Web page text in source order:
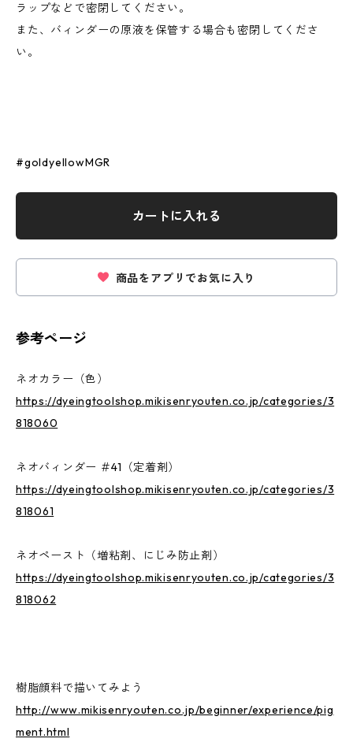
ラップなどで密閉してください。
また、バィンダーの原液を保管する場合も密閉してくださ
い。
#goldyellowMGR
カートに入れる
商品をアプリでお気に入り
参考ページ
ネオカラー（色）
https://dyeingtoolshop.mikisenryouten.co.jp/categories/3
818060
ネオバィンダー ＃41（定着剤）
https://dyeingtoolshop.mikisenryouten.co.jp/categories/3
818061
ネオペースト（増粘剤、にじみ防止剤）
https://dyeingtoolshop.mikisenryouten.co.jp/categories/3
818062
樹脂顔料で描いてみよう
http://www.mikisenryouten.co.jp/beginner/experience/pig
ment.html